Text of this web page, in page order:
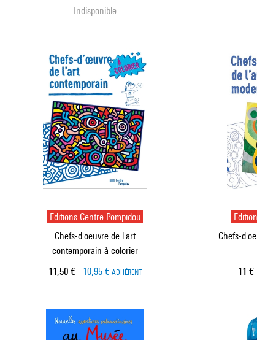
Indisponible
Editions Centre Pompidou
Chefs-d'oeuvre de l'art
contemporain à colorier
Prix ​​actuel
11,50 € 10,95 € ADHÉRENT
Chefs-
Prix
11 €